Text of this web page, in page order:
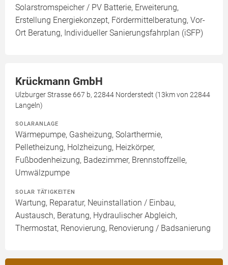
Solarstromspeicher / PV Batterie, Erweiterung,
Erstellung Energiekonzept, Fördermittelberatung, Vor-
Ort Beratung, Individueller Sanierungsfahrplan (iSFP)
Krückmann GmbH
Ulzburger Strasse 667 b, 22844 Norderstedt (13km von 22844
Langeln)
SOLARANLAGE
Wärmepumpe, Gasheizung, Solarthermie,
Pelletheizung, Holzheizung, Heizkörper,
Fußbodenheizung, Badezimmer, Brennstoffzelle,
Umwälzpumpe
SOLAR TÄTIGKEITEN
Wartung, Reparatur, Neuinstallation / Einbau,
Austausch, Beratung, Hydraulischer Abgleich,
Thermostat, Renovierung, Renovierung / Badsanierung